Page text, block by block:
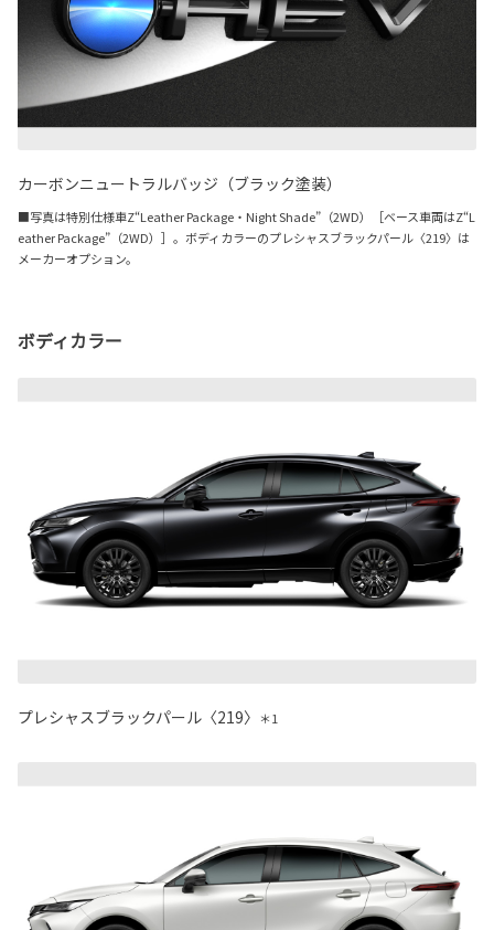
カーボンニュートラルバッジ（ブラック塗装）
■写真は特別仕様車Z“Leather Package・Night Shade”（2WD）［ベース車両はZ“L
eather Package”（2WD）］。ボディカラーのプレシャスブラックパール〈219〉は
メーカーオプション。
ボディカラー
プレシャスブラックパール〈219〉 ＊1